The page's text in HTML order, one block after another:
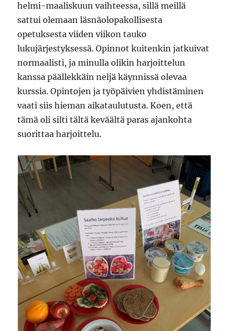
helmi-maaliskuun vaihteessa, sillä meillä
sattui olemaan läsnäolopakollisesta
opetuksesta viiden viikon tauko
lukujärjestyksessä. Opinnot kuitenkin jatkuivat
normaalisti, ja minulla olikin harjoittelun
kanssa päällekkäin neljä käynnissä olevaa
kurssia. Opintojen ja työpäivien yhdistäminen
vaati siis hieman aikataulutusta. Koen, että
tämä oli silti tältä keväältä paras ajankohta
suorittaa harjoittelu.